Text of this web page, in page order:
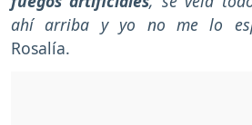
ahí arriba y yo no me lo
Rosalía.